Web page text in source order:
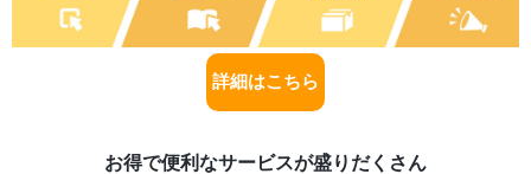
詳細はこちら
お得で便利なサービスが盛りだくさん